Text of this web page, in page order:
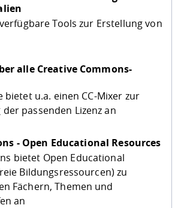
Tools zur Erstellung von
alle Creative Commons-
bietet u.a. einen CC-Mixer zur
passenden Lizenz an
- Open Educational Resources
bietet Open Educational
Bildungsressourcen) zu
Fächern, Themen und
an